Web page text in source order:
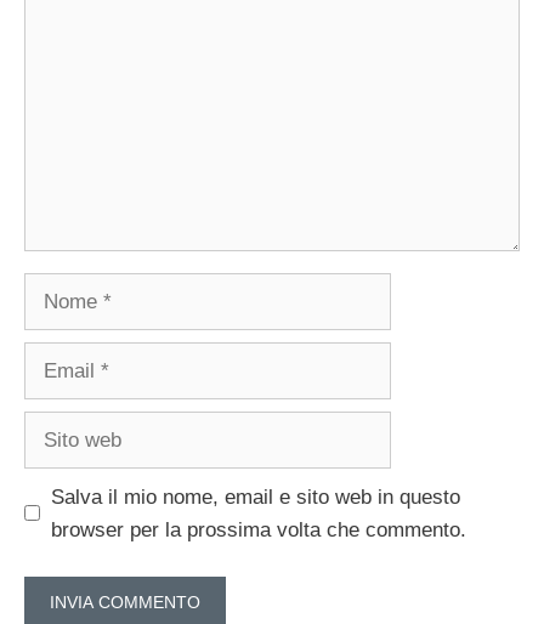
Salva il mio nome, email e sito web in questo
browser per la prossima volta che commento.